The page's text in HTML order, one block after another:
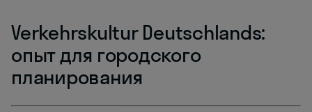
Verkehrskultur Deutschlands:
опыт для городского
планирования